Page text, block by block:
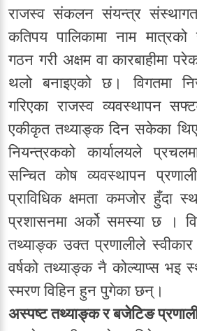
राजस्व संकलन संयन्त्र
कतिपय पालिकामा नाम
गठन गरी अक्षम वा कारबाहीमा
थलो बनाइएको छ। विगतमा
गरिएका राजस्व व्यवस्थापन
एकीकृत तथ्याङ्क दिन सकेका
नियन्त्रकको कार्यालयले
सन्चित कोष व्यवस्थापन
प्राविधिक क्षमता कमजोर हुँदा
प्रशासनमा अर्को समस्या छ ।
तथ्याङ्क उक्त प्रणालीले स्वीकार
वर्षको तथ्याङ्क नै कोल्याप्स भइ
स्मरण विहिन हुन पुगेका छन्।
अस्पष्ट तथ्याङ्क र बजेटिङ